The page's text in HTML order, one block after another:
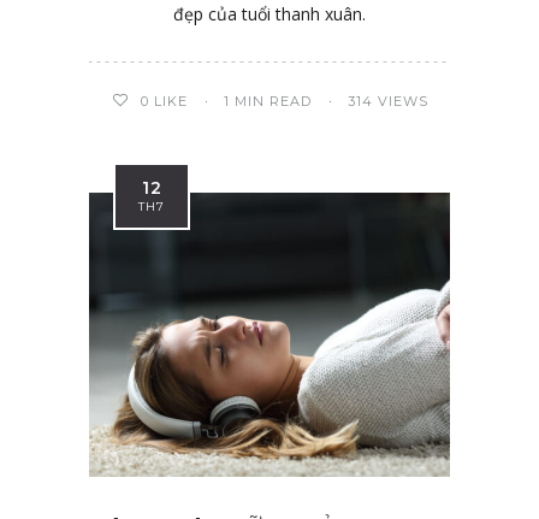
đẹp của tuổi thanh xuân.
0 LIKE 1 MIN READ 314 VIEWS
12
TH7